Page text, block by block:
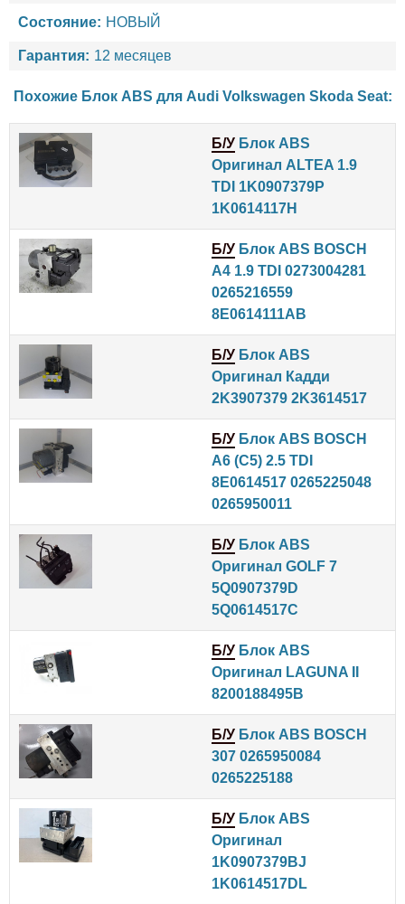
Состояние: НОВЫЙ
Гарантия: 12 месяцев
Похожие Блок ABS для Audi Volkswagen Skoda Seat:
Б/У Блок ABS
Оригинал ALTEA 1.9
TDI 1K0907379P
1K0614117H
Б/У Блок ABS BOSCH
A4 1.9 TDI 0273004281
0265216559
8E0614111AB
Б/У Блок ABS
Оригинал Кадди
2K3907379 2K3614517
Б/У Блок ABS BOSCH
A6 (C5) 2.5 TDI
8E0614517 0265225048
0265950011
Б/У Блок ABS
Оригинал GOLF 7
5Q0907379D
5Q0614517C
Б/У Блок ABS
Оригинал LAGUNA II
8200188495B
Б/У Блок ABS BOSCH
307 0265950084
0265225188
Б/У Блок ABS
Оригинал
1K0907379BJ
1K0614517DL